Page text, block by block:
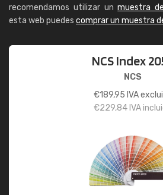
recomendamos utilizar unmuestra
esta web puedes comprar un muestra
NCS Index
NCS
€189,95 IVA
€229,84 IVA